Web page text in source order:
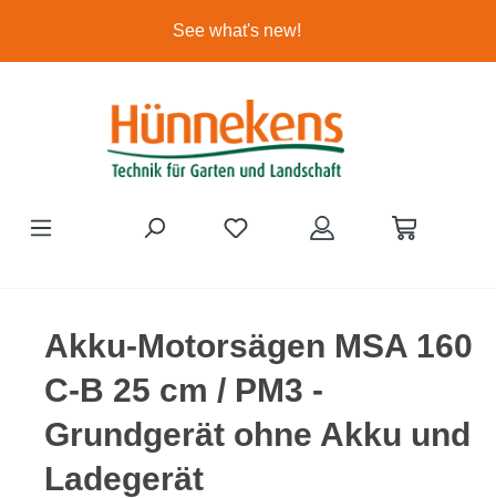
Ga naar de hoofdinhoudSee what's new!
JE HEBT 0 ITEMS OP JE
Akku-Motorsägen MSA 160
C-B 25 cm / PM3 -
Grundgerät ohne Akku und
Ladegerät